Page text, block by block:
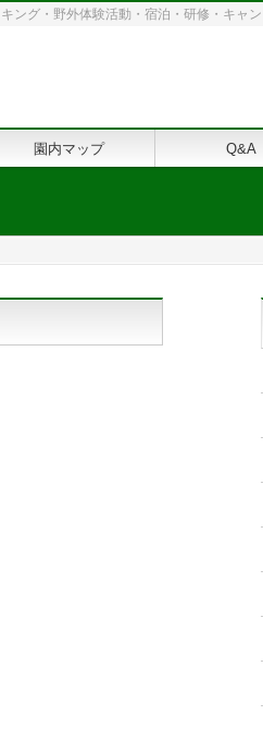
ング・野外体験活動・宿泊・研修・キャ
園内マップ Q&A